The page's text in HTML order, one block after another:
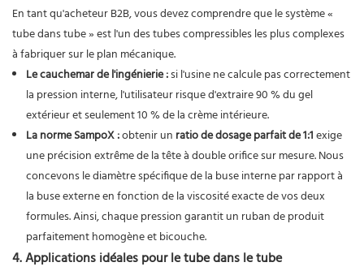
En tant qu'acheteur B2B, vous devez comprendre que le système «
tube dans tube » est l'un des tubes compressibles les plus complexes
à fabriquer sur le plan mécanique.
Le cauchemar de l'ingénierie :si l'usine ne calcule pas correctement
la pression interne, l'utilisateur risque d'extraire 90 % du gel
extérieur et seulement 10 % de la crème intérieure.
La norme SampoX :obtenir un ratio de dosage parfait de 1:1exige
une précision extrême de la tête à double orifice sur mesure. Nous
concevons le diamètre spécifique de la buse interne par rapport à
la buse externe en fonction de la viscosité exacte de vos deux
formules. Ainsi, chaque pression garantit un ruban de produit
parfaitement homogène et bicouche.
4. Applications idéales pour le tube dans le tube